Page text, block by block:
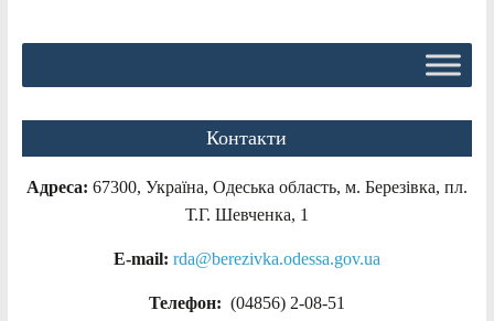
Контакти
Адреса: 67300, Україна, Одеська область, м. Березівка, пл.
Т.Г. Шевченка, 1
E-mail: rda@berezivka.odessa.gov.ua
Телефон: (04856) 2-08-51